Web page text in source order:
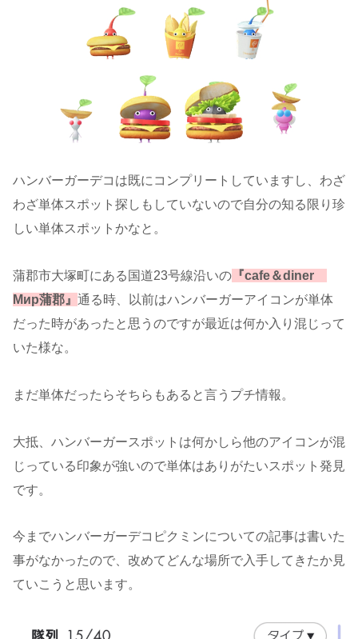
ハンバーガーデコは既にコンプリートしていますし、わざ
わざ単体スポット探しもしていないので自分の知る限り珍
しい単体スポットかなと。
蒲郡市大塚町にある国道23号線沿いの 『cafe＆diner
Mиp蒲郡』 通る時、以前はハンバーガーアイコンが単体
だった時があったと思うのですが最近は何か入り混じって
いた様な。
まだ単体だったらそちらもあると言うプチ情報。
大抵、ハンバーガースポットは何かしら他のアイコンが混
じっている印象が強いので単体はありがたいスポット発見
です。
今までハンバーガーデコピクミンについての記事は書いた
事がなかったので、改めてどんな場所で入手してきたか見
ていこうと思います。